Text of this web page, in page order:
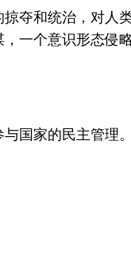
夺和统治，对人
一个意识形态侵
国家的民主管理